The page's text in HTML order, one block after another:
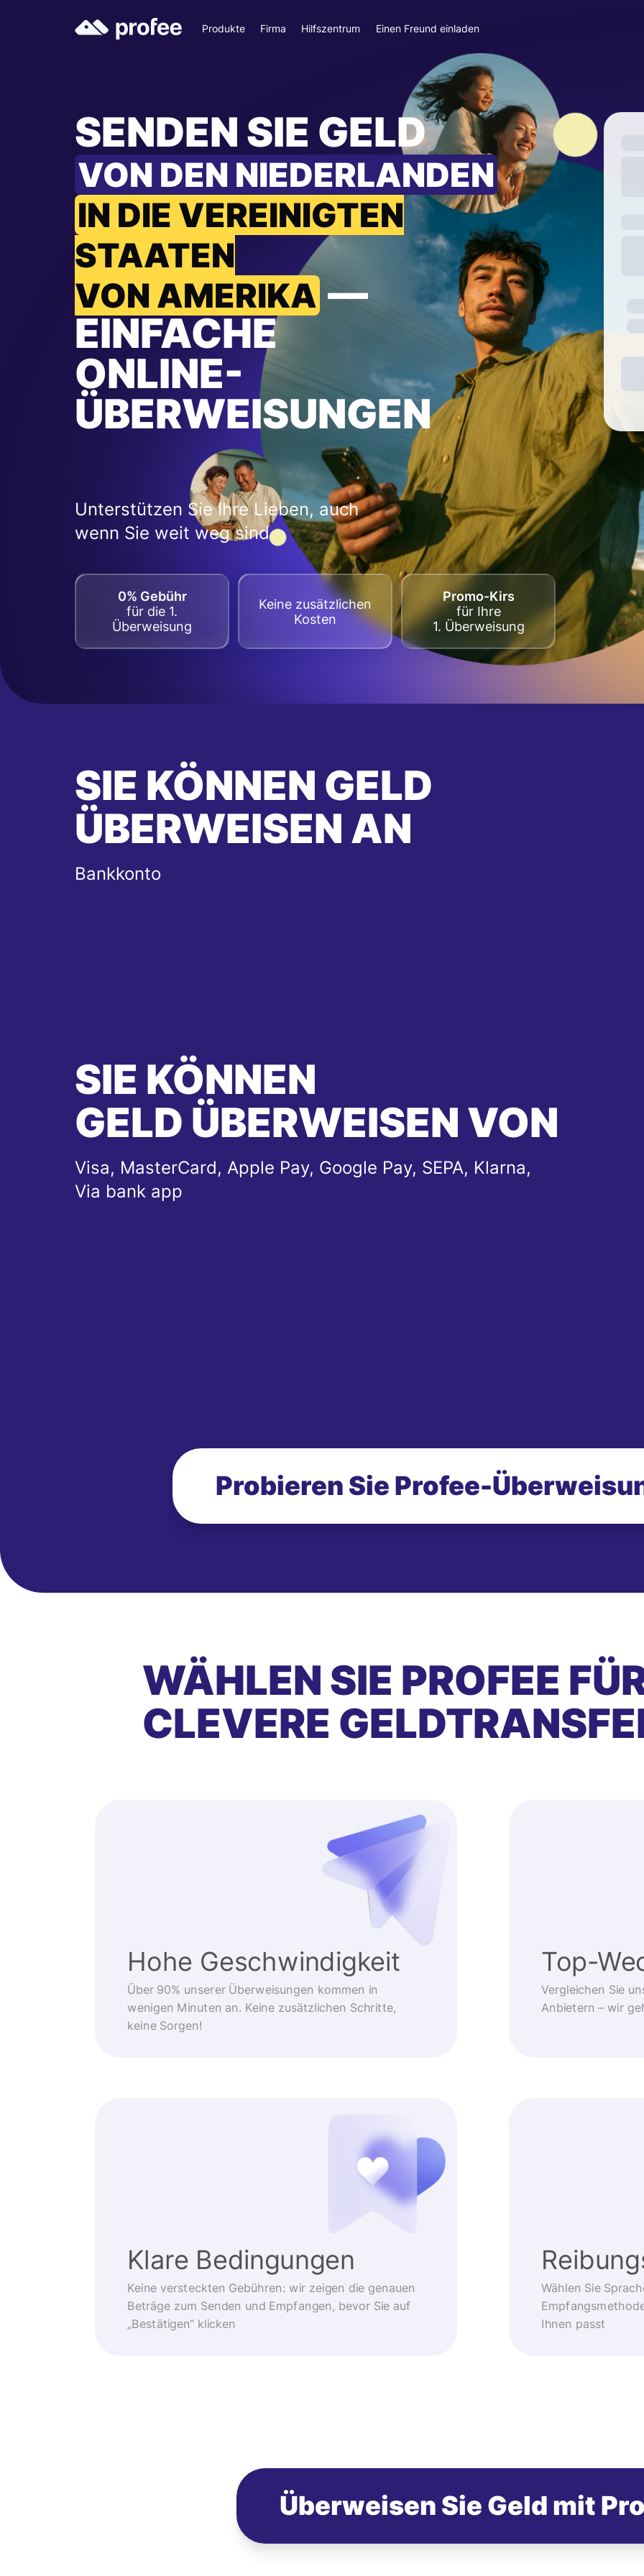
Produkte Firma Hilfszentrum Einen Freund einladen
SENDEN SIE GELD
VON DEN NIEDERLANDEN
IN DIE VEREINIGTEN
STAATEN
VON AMERIKA —
EINFACHE
ONLINE-
ÜBERWEISUNGEN
Unterstützen Sie Ihre Lieben, auch
wenn Sie weit weg sind
0% Gebühr
für die 1.
Überweisung
Keine zusätzlichen
Kosten
Promo-Kirs
für Ihre
1. Überweisung
SIE KÖNNEN GELD
ÜBERWEISEN AN
Bankkonto
SIE KÖNNEN
GELD ÜBERWEISEN VON
Visa, MasterCard, Apple Pay, Google Pay, SEPA, Klarna,
Via bank app
Probieren Sie Profee-
WÄHLEN SIE PROFEE
CLEVERE
Hohe Geschwindigkeit
Über 90% unserer Überweisungen kommen in
wenigen Minuten an. Keine zusätzlichen Schritte,
keine Sorgen!
Top-
Vergleichen Sie
Anbietern – wir
Klare Bedingungen
Keine versteckten Gebühren: wir zeigen die genauen
Beträge zum Senden und Empfangen, bevor Sie auf
„Bestätigen“ klicken
Wählen Sie
Ihnen passt
Überweisen Sie Geld mit